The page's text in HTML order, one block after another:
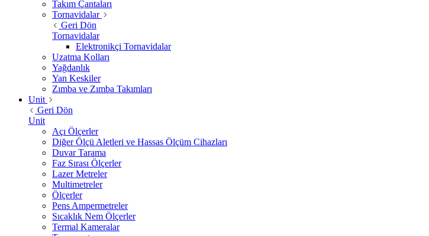
Takım Çantaları
Tornavidalar
Geri Dön
Tornavidalar
Elektronikçi Tornavidalar
Uzatma Kolları
Yağdanlık
Yan Keskiler
Zımba ve Zımba Takımları
Unit
Geri Dön
Unit
Açı Ölçerler
Diğer Ölçü Aletleri ve Hassas Ölçüm Cihazları
Duvar Tarama
Faz Sırası Ölçerler
Lazer Metreler
Multimetreler
Ölçerler
Pens Ampermetreler
Sıcaklık Nem Ölçerler
Termal Kameralar